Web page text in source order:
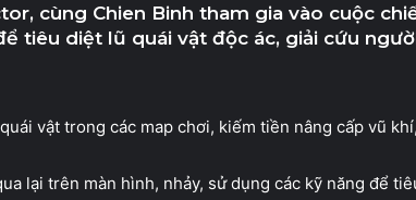
cùng Chien Binh tham gia vào cuộc
tiêu diệt lũ quái vật độc ác, giải cứu
vật trong các map chơi, kiếm tiền nâng cấp vũ khí,
lại trên màn hình, nhảy, sử dụng các kỹ năng để